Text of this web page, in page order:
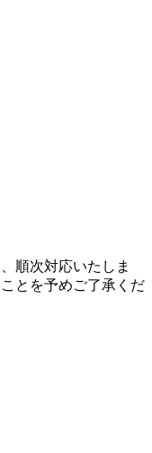
順次対応いたしま
とを予めご了承くだ